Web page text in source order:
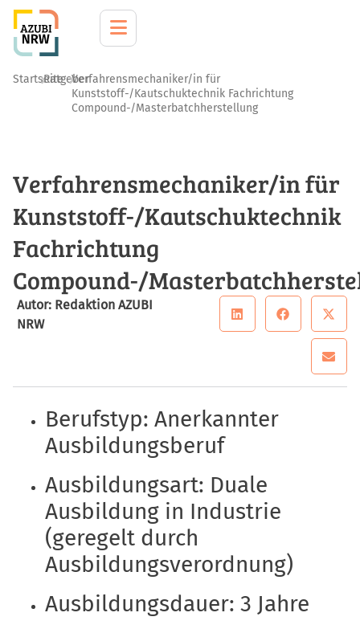
StartseiteRatgeberVerfahrensmechaniker/in für
Kunststoff-/Kautschuktechnik Fachrichtung
Compound-/Masterbatchherstellung
Verfahrensmechaniker/in für
Kunststoff-/Kautschuktechnik
Fachrichtung
Compound-/
Autor: Redaktion AZUBI
NRW
Berufstyp: Anerkannter
Ausbildungsberuf
Ausbildungsart: Duale
Ausbildung in Industrie
(geregelt durch
Ausbildungsverordnung)
Ausbildungsdauer: 3 Jahre